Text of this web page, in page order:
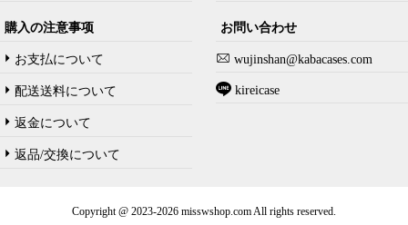
購入の注意事项
お支払について
配送送料について
返金について
返品/交換について
お問い合わせ
wujinshan@kabacases.com
kireicase
Copyright @ 2023-2026 misswshop.com All rights reserved.